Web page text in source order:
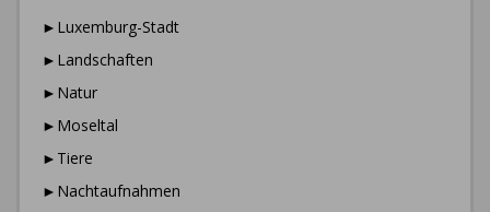
►Luxemburg-Stadt
►Landschaften
►Natur
►Moseltal
►Tiere
►Nachtaufnahmen